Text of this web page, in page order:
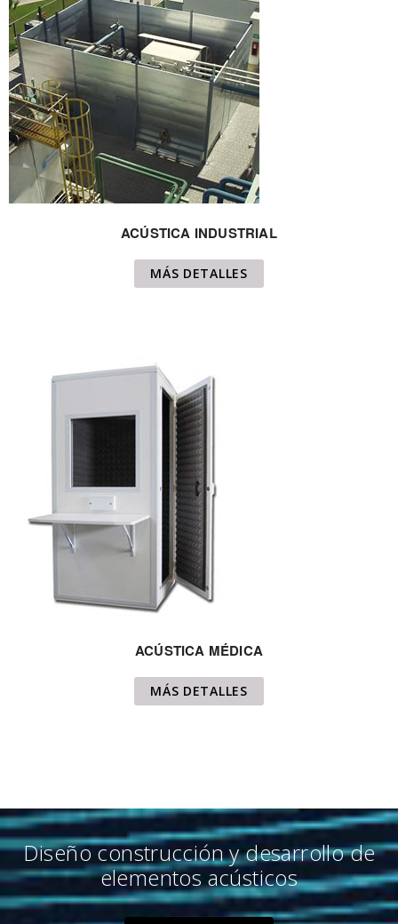
ACÚSTICA INDUSTRIAL
MÁS DETALLES
ACÚSTICA MÉDICA
MÁS DETALLES
Diseño construcción y desarrollo de
elementos acústicos